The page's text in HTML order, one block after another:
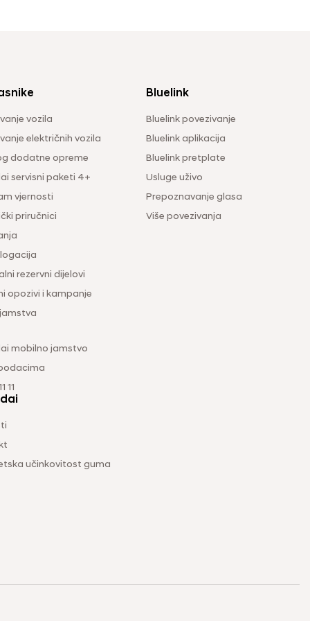
vozila
električnih vozila
dodatne opreme
servisni paketi 4+
vjernosti
priručnici
rezervni dijelovi
opozivi i kampanje
mobilno jamstvo
11
Bluelink
Bluelink povezivanje
Bluelink aplikacija
Bluelink pretplate
Usluge uživo
Prepoznavanje glasa
Više povezivanja
učinkovitost guma